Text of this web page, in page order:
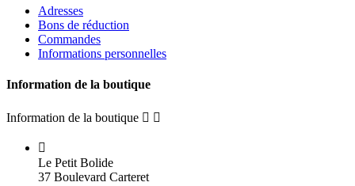
Adresses
Bons de réduction
Commandes
Informations personnelles
Information de la boutique
Information de la boutique  

Le Petit Bolide
37 Boulevard Carteret